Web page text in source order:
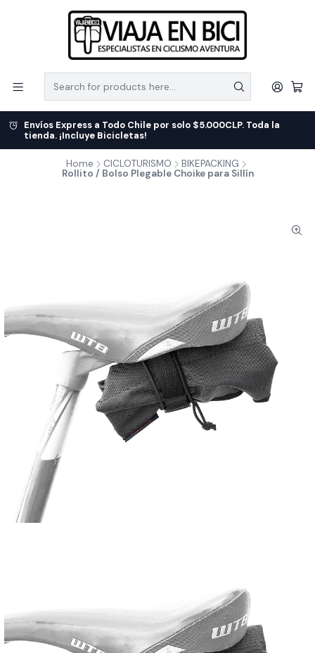
Envíos Express a Todo Chile por solo $5.000CLP. Toda la
tienda. ¡Incluye Bicicletas!
Home CICLOTURISMO
BIKEPACKING
Rollito / Bolso Plegable Choike para Sillín